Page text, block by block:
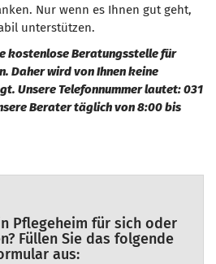
Nur wenn es Ihnen gut geht,
unterstützen.
kostenlose Beratungsstelle für
Daher wird von Ihnen keine
Unsere Telefonnummer lautet: 031
Berater täglich von 8:00 bis
Pflegeheim für sich oder
Füllen Sie das folgende
aus: